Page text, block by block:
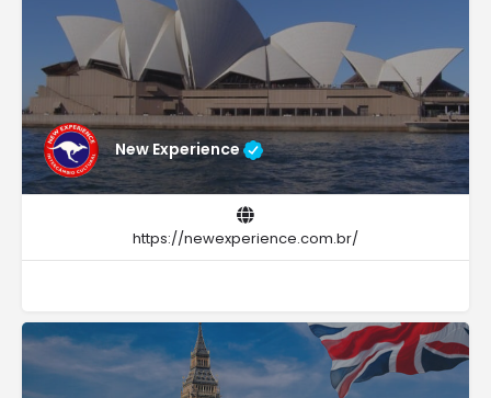
New Experience
https://newexperience.com.br/